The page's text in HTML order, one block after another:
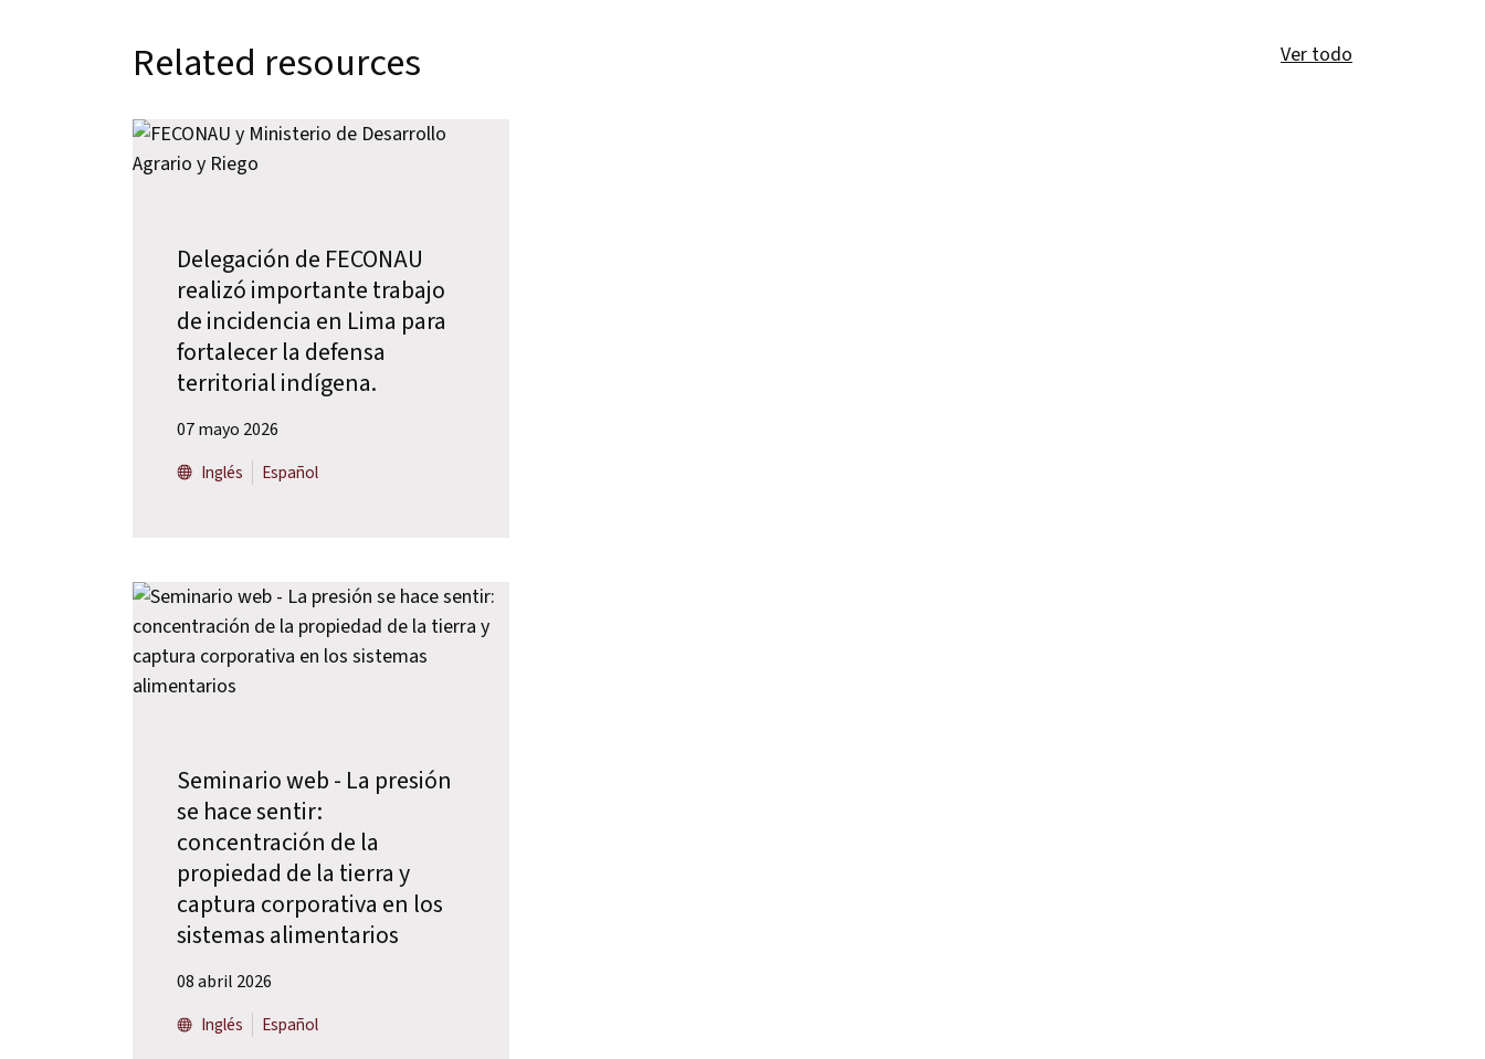
Related resources Ver todo
Delegación de FECONAU
realizó importante trabajo
de incidencia en Lima para
fortalecer la defensa
territorial indígena.
07 mayo 2026
Inglés
Español
Seminario web - La presión
se hace sentir:
concentración de la
propiedad de la tierra y
captura corporativa en los
sistemas alimentarios
08 abril 2026
Inglés
Español